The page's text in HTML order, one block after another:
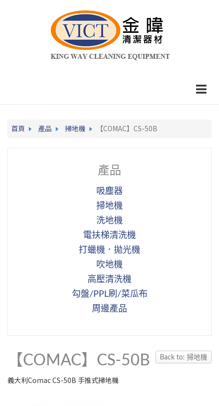
首頁 產品 掃地機 【COMAC】CS-50B
產品
吸塵器
掃地機
洗地機
電扶梯清洗機
打蠟機．拋光機
吹地機
高壓清洗機
勾盤/PPL刷/菜瓜布
周邊產品
Back to: 掃地機
【COMAC】CS-50B
義大利Comac CS-50B 手推式掃地機